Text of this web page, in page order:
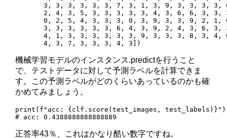
3, 3, 3, 3, 3, 3, 7, 3, 1, 3, 9, 3, 3, 3, 3,
2, 4, 3, 5, 3, 3, 3, 3, 3, 4, 3, 6, 6, 3, 3,
0, 2, 5, 4, 3, 3, 3, 0, 3, 9, 3, 3, 9, 2, 1,
3, 3, 3, 3, 3, 3, 6, 4, 3, 9, 2, 4, 3, 6, 3,
4, 1, 3, 3, 3, 3, 3, 3, 9, 3, 3, 3, 8, 3, 4,
       4, 3, 7, 3, 3, 3, 4, 3])
機械学習モデルのインスタンス.predictを行うこと
で、テストデータに対して予測ラベルを計算できま
す。この予測ラベルがどのくらいあっているのかも確
かめてみましょう。
print(f"acc: {clf.score(test_images, test_labels)}")
# acc: 0.4388888888888889
正答率43％、これはかなり酷い数字ですね。